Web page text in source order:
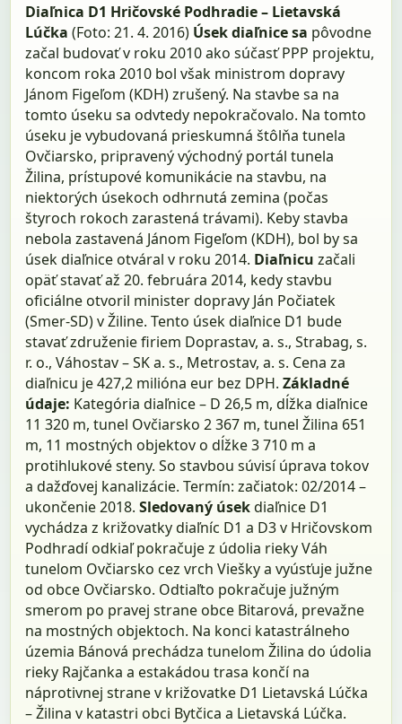
Diaľnica D1 Hričovské Podhradie – Lietavská
Lúčka (Foto: 21. 4. 2016) Úsek diaľnice sa pôvodne
začal budovať v roku 2010 ako súčasť PPP projektu,
koncom roka 2010 bol však ministrom dopravy
Jánom Figeľom (KDH) zrušený. Na stavbe sa na
tomto úseku sa odvtedy nepokračovalo. Na tomto
úseku je vybudovaná prieskumná štôlňa tunela
Ovčiarsko, pripravený východný portál tunela
Žilina, prístupové komunikácie na stavbu, na
niektorých úsekoch odhrnutá zemina (počas
štyroch rokoch zarastená trávami). Keby stavba
nebola zastavená Jánom Figeľom (KDH), bol by sa
úsek diaľnice otváral v roku 2014. Diaľnicu začali
opäť stavať až 20. februára 2014, kedy stavbu
oficiálne otvoril minister dopravy Ján Počiatek
(Smer-SD) v Žiline. Tento úsek diaľnice D1 bude
stavať združenie firiem Doprastav, a. s., Strabag, s.
r. o., Váhostav – SK a. s., Metrostav, a. s. Cena za
diaľnicu je 427,2 milióna eur bez DPH.Základné
údaje: Kategória diaľnice – D 26,5 m, dĺžka diaľnice
11 320 m, tunel Ovčiarsko 2 367 m, tunel Žilina 651
m, 11 mostných objektov o dĺžke 3 710 m a
protihlukové steny. So stavbou súvisí úprava tokov
a dažďovej kanalizácie. Termín: začiatok: 02/2014 –
ukončenie 2018.Sledovaný úsekdiaľnice D1
vychádza z križovatky diaľníc D1 a D3 v Hričovskom
Podhradí odkiaľ pokračuje z údolia rieky Váh
tunelom Ovčiarsko cez vrch Viešky a vyúsťuje južne
od obce Ovčiarsko. Odtiaľto pokračuje južným
smerom po pravej strane obce Bitarová, prevažne
na mostných objektoch. Na konci katastrálneho
územia Bánová prechádza tunelom Žilina do údolia
rieky Rajčanka a estakádou trasa končí na
náprotivnej strane v križovatke D1 Lietavská Lúčka
– Žilina v katastri obci Bytčica a Lietavská Lúčka.